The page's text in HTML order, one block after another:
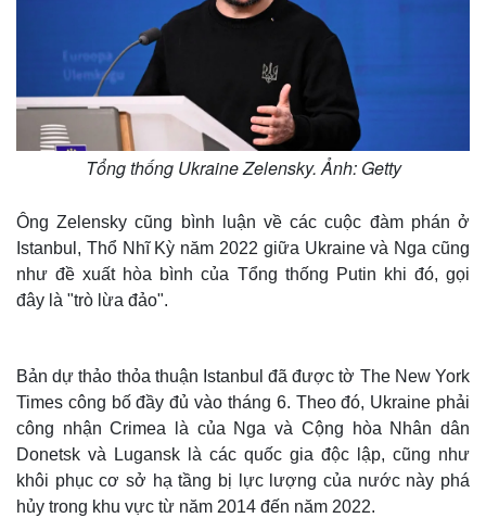
Tổng thống Ukraine Zelensky. Ảnh: Getty
Ông Zelensky cũng bình luận về các cuộc đàm phán ở
Istanbul, Thổ Nhĩ Kỳ năm 2022 giữa Ukraine và Nga cũng
như đề xuất hòa bình của Tổng thống Putin khi đó, gọi
đây là "trò lừa đảo".
Bản dự thảo thỏa thuận Istanbul đã được tờ The New York
Times công bố đầy đủ vào tháng 6. Theo đó, Ukraine phải
công nhận Crimea là của Nga và Cộng hòa Nhân dân
Donetsk và Lugansk là các quốc gia độc lập, cũng như
khôi phục cơ sở hạ tầng bị lực lượng của nước này phá
hủy trong khu vực từ năm 2014 đến năm 2022.